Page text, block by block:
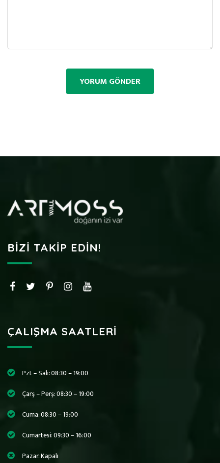
BIZI TAKIP EDIN!
ÇALIŞMA SAATLERI
Pzt – Salı: 08:30 – 19:00
Çarş – Perş: 08:30 – 19:00
Cuma: 08:30 – 19:00
Cumartesi: 09:30 – 16:00
Pazar: Kapalı